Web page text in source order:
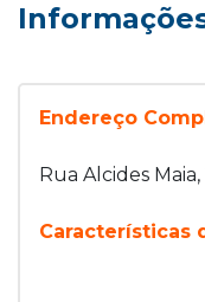
Endereço
Rua Alcides
Características